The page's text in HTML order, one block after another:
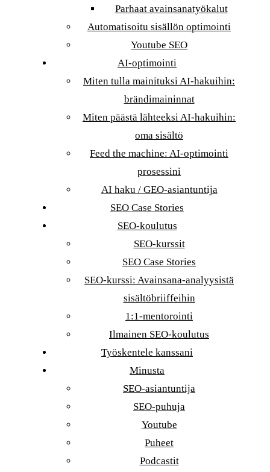
Parhaat avainsanatyökalut
Automatisoitu sisällön optimointi
Youtube SEO
AI-optimointi
Miten tulla mainituksi AI-hakuihin:
brändimaininnat
Miten päästä lähteeksi AI-hakuihin:
oma sisältö
Feed the machine: AI-optimointi
prosessini
AI haku / GEO-asiantuntija
SEO Case Stories
SEO-koulutus
SEO-kurssit
SEO Case Stories
SEO-kurssi: Avainsana-analyysistä
sisältöbriiffeihin
1:1-mentorointi
Ilmainen SEO-koulutus
Työskentele kanssani
Minusta
SEO-asiantuntija
SEO-puhuja
Youtube
Puheet
Podcastit